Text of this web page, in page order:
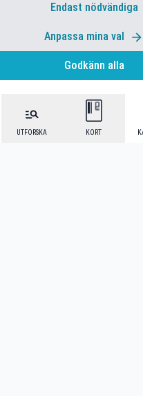
UTFORSKA KORT
Endast nödvändiga
Anpassa mina val
Godkänn alla